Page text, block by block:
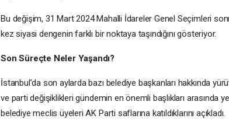
Bu değişim, 31 Mart 2024 Mahalli İdareler Genel Seçimleri
kez siyasi dengenin farklı bir noktaya taşındığını gösteriyor.
Son Süreçte Neler Yaşandı?
İstanbul’da son aylarda bazı belediye başkanları hakkında
ve parti değişiklikleri gündemin en önemli başlıkları arasında
belediye meclis üyeleri AK Parti saflarına katıldıklarını açıkladı.